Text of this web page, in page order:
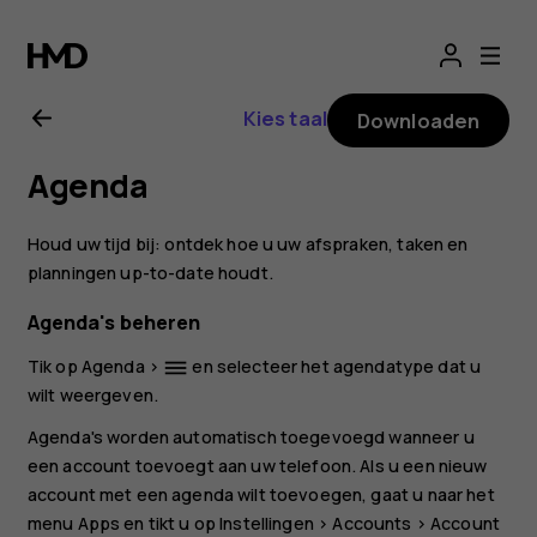
voor
Nokia
1.4
Kies taal Downloaden
Agenda
Houd uw tijd bij: ontdek hoe u uw afspraken, taken en
planningen up-to-date houdt.
Agenda's beheren
Tik op Agenda > dehaze en selecteer het agendatype dat u
wilt weergeven.
Agenda's worden automatisch toegevoegd wanneer u
een account toevoegt aan uw telefoon. Als u een nieuw
account met een agenda wilt toevoegen, gaat u naar het
menu Apps en tikt u opInstellingen >Accounts > Account